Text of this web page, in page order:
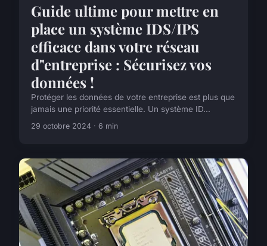
Guide ultime pour mettre en
place un système IDS/IPS
efficace dans votre réseau
d"entreprise : Sécurisez vos
données !
Protéger les données de votre entreprise est plus que
jamais une priorité essentielle. Un système ID...
29 octobre 2024 · 6 min